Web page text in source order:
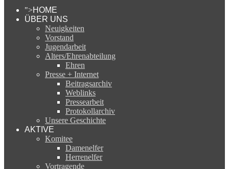
">HOME
ÜBER UNS
Neuigkeiten
Vorstand
Jugendarbeit
Alters/Ehrenabteilung
Ehren
Presse + Internet
Beitragsarchiv
Weblinks
Pressearbeit
Protokollarchiv
Unsere Geschichte
AKTIVE
Komitee
Damenelfer
Herrenelfer
Vortragende